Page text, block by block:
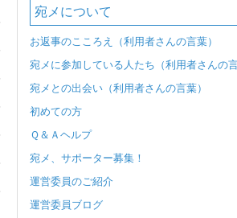
宛メについて
お返事のこころえ（利用者さんの言葉）
宛メに参加している人たち（利用者さんの言
宛メとの出会い（利用者さんの言葉）
初めての方
Ｑ＆Ａヘルプ
宛メ、サポーター募集！
運営委員のご紹介
運営委員ブログ